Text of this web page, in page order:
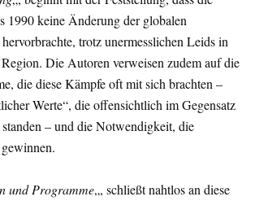
1990 keine Änderung der globalen
trotz unermesslichen Leids in
Die Autoren verweisen zudem auf die
die diese Kämpfe oft mit sich brachten –
Werte“, die offensichtlich im Gegensatz
– und die Notwendigkeit, die
und Programme„, schließt nahtlos an diese